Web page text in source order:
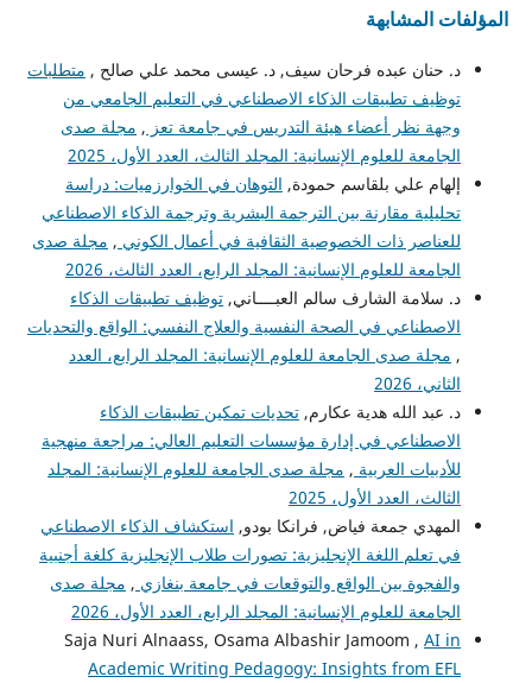
المؤلفات المشابهة
د. حنان عبده فرحان سيف, د. عيسى محمد علي صالح , متطلبات
توظيف تطبيقات الذكاء الاصطناعي في التعليم الجامعي من
وجهة نظر أعضاء هيئة التدريس في جامعة تعز , مجلة صدى
الجامعة للعلوم الإنسانية: المجلد الثالث، العدد الأول، 2025
إلهام علي بلقاسم حمودة, التوهان في الخوارزميات: دراسة
تحليلية مقارنة بين الترجمة البشرية وترجمة الذكاء الاصطناعي
للعناصر ذات الخصوصية الثقافية في أعمال الكوني , مجلة صدى
الجامعة للعلوم الإنسانية: المجلد الرابع، العدد الثالث، 2026
د. سلامة الشارف سالم العبــــاني, توظيف تطبيقات الذكاء
الاصطناعي في الصحة النفسية والعلاج النفسي: الواقع والتحديات
, مجلة صدى الجامعة للعلوم الإنسانية: المجلد الرابع، العدد
الثاني، 2026
د. عبد الله هدية عكارم, تحديات تمكين تطبيقات الذكاء
الاصطناعي في إدارة مؤسسات التعليم العالي: مراجعة منهجية
للأدبيات العربية , مجلة صدى الجامعة للعلوم الإنسانية: المجلد
الثالث، العدد الأول، 2025
المهدي جمعة فياض, فرانكا بودو, استكشاف الذكاء الاصطناعي
في تعلم اللغة الإنجليزية: تصورات طلاب الإنجليزية كلغة أجنبية
والفجوة بين الواقع والتوقعات في جامعة بنغازي , مجلة صدى
الجامعة للعلوم الإنسانية: المجلد الرابع، العدد الأول، 2026
Saja Nuri Alnaass, Osama Albashir Jamoom ,AI in
Academic Writing Pedagogy: Insights from EFL